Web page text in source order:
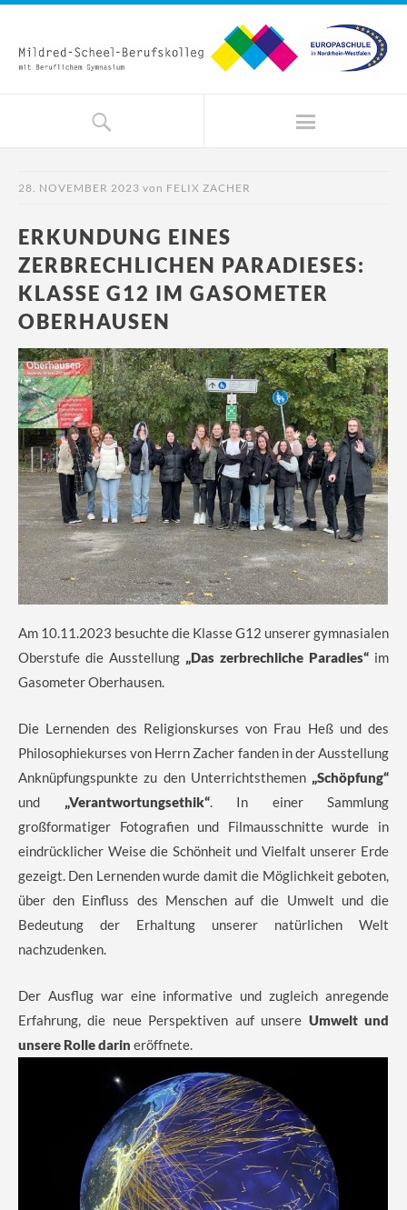
28. NOVEMBER 2023 von FELIX ZACHER
ERKUNDUNG EINES
ZERBRECHLICHEN PARADIESES:
KLASSE G12 IM GASOMETER
OBERHAUSEN
Am 10.11.2023 besuchte die Klasse G12 unserer gymnasialen
Oberstufe die Ausstellung „Das zerbrechliche Paradies“ im
Gasometer Oberhausen.
Die Lernenden des Religionskurses von Frau Heß und des
Philosophiekurses von Herrn Zacher fanden in der Ausstellung
Anknüpfungspunkte zu den Unterrichtsthemen „Schöpfung“
und „Verantwortungsethik“. In einer Sammlung
großformatiger Fotografien und Filmausschnitte wurde in
eindrücklicher Weise die Schönheit und Vielfalt unserer Erde
gezeigt. Den Lernenden wurde damit die Möglichkeit geboten,
über den Einfluss des Menschen auf die Umwelt und die
Bedeutung der Erhaltung unserer natürlichen Welt
nachzudenken.
Der Ausflug war eine informative und zugleich anregende
Erfahrung, die neue Perspektiven auf unsere Umwelt und
unsere Rolle darin eröffnete.